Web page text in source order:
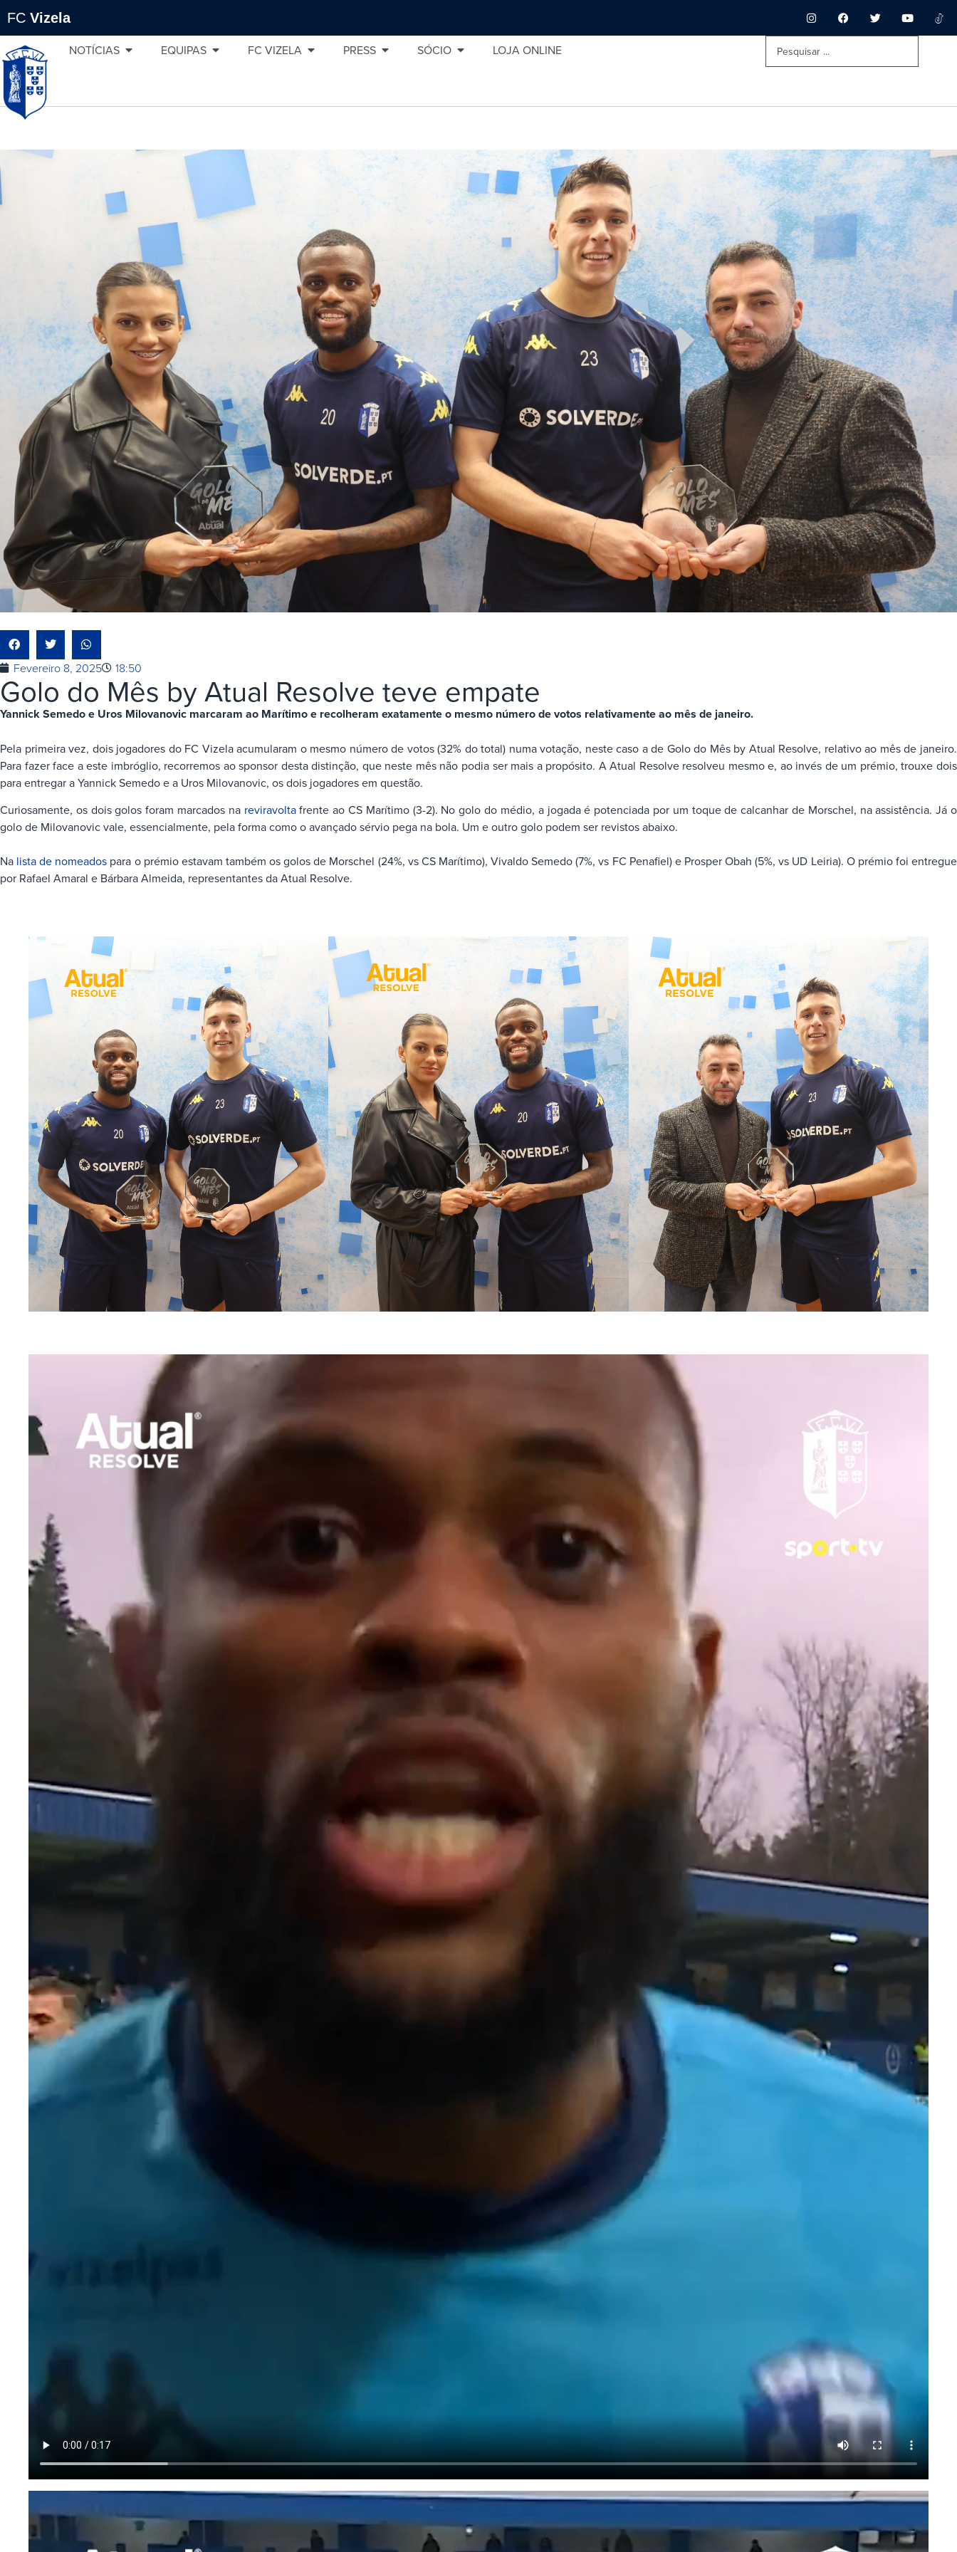
FC Vizela
NOTÍCIAS EQUIPAS FC VIZELA PRESS SÓCIO LOJA ONLINE
Fevereiro 8, 2025 18:50
Golo do Mês by Atual Resolve teve empate
Yannick Semedo e Uros Milovanovic marcaram ao Marítimo e recolheram exatamente o mesmo número de votos relativamente ao mês de janeiro.
Pela primeira vez, dois jogadores do FC Vizela acumularam o mesmo número de votos (32% do total) numa votação, neste caso a de Golo do Mês by Atual Resolve, relativo ao mês de janeiro.
Para fazer face a este imbróglio, recorremos ao sponsor desta distinção, que neste mês não podia ser mais a propósito. A Atual Resolve resolveu mesmo e, ao invés de um prémio, trouxe dois
para entregar a Yannick Semedo e a Uros Milovanovic, os dois jogadores em questão.
Curiosamente, os dois golos foram marcados na reviravoltafrente ao CS Marítimo (3-2). No golo do médio, a jogada é potenciada por um toque de calcanhar de Morschel, na assistência. Já o
golo de Milovanovic vale, essencialmente, pela forma como o avançado sérvio pega na bola. Um e outro golo podem ser revistos abaixo.
Na lista de nomeados para o prémio estavam também os golos de Morschel (24%, vs CS Marítimo), Vivaldo Semedo (7%, vs FC Penafiel) e Prosper Obah (5%, vs UD Leiria). O prémio foi entregue
por Rafael Amaral e Bárbara Almeida, representantes da Atual Resolve.